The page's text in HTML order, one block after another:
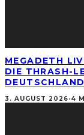
MEGADETH
DIE THRASH-
DEUTSCHLAND
3. AUGUST 2026·4